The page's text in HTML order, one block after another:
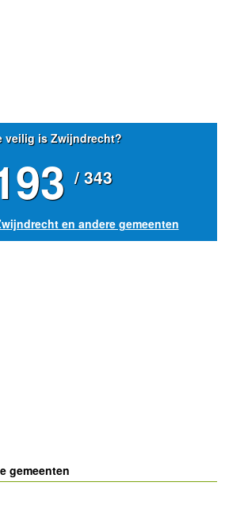
veilig is Zwijndrecht?
/ 343
en andere gemeenten
gemeenten